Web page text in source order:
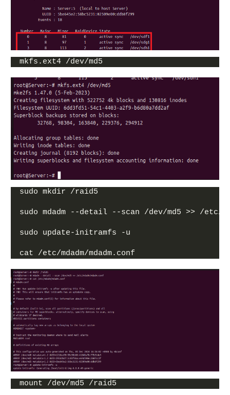
mkfs.ext4 /dev/md5
sudo mkdir /raid5
sudo mdadm --detail --scan /dev/md5 >> /etc/
sudo update-initramfs -u
cat /etc/mdadm/mdadm.conf
mount /dev/md5 /raid5